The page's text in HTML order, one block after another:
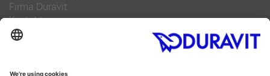
Firma Duravit
Kontakt
Najczęściej zadawane pytania